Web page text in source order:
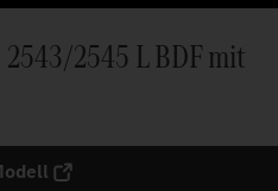
2545 L BDF mit